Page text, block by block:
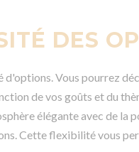
DES
Vous pourrez
de vos goûts et du
élégante avec de
Cette flexibilité vous